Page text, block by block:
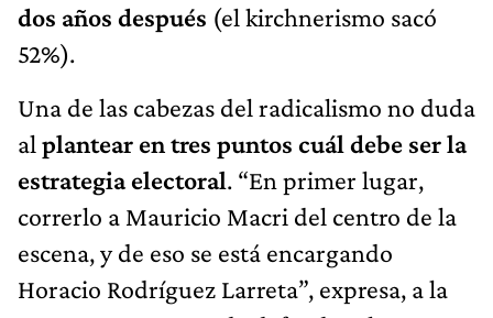
dos años después (el kirchnerismo sacó
52%).
Una de las cabezas del radicalismo no duda
al plantear en tres puntos cuál debe ser la
estrategia electoral. “En primer lugar,
correrlo a Mauricio Macri del centro de la
escena, y de eso se está encargando
Horacio Rodríguez Larreta”, expresa, a la